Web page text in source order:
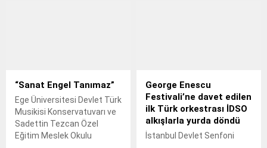
“Sanat Engel Tanımaz”
Ege Üniversitesi Devlet Türk
Musikisi Konservatuvarı ve
Sadettin Tezcan Özel
Eğitim Meslek Okulu
George Enescu
Festivali’ne davet edilen
ilk Türk orkestrası İDSO
alkışlarla yurda döndü
İstanbul Devlet Senfoni